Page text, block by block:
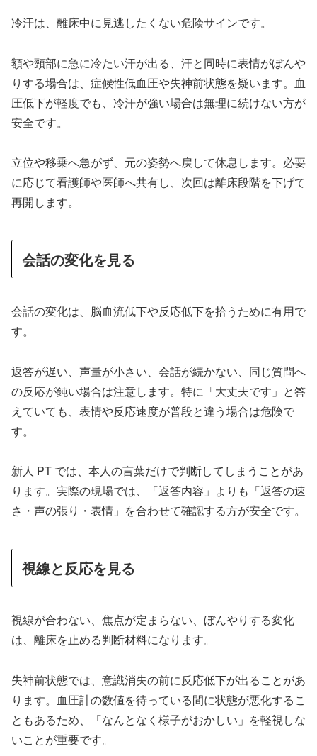
冷汗は、離床中に見逃したくない危険サインです。
額や頸部に急に冷たい汗が出る、汗と同時に表情がぼんや
りする場合は、症候性低血圧や失神前状態を疑います。血
圧低下が軽度でも、冷汗が強い場合は無理に続けない方が
安全です。
立位や移乗へ急がず、元の姿勢へ戻して休息します。必要
に応じて看護師や医師へ共有し、次回は離床段階を下げて
再開します。
会話の変化を見る
会話の変化は、脳血流低下や反応低下を拾うために有用で
す。
返答が遅い、声量が小さい、会話が続かない、同じ質問へ
の反応が鈍い場合は注意します。特に「大丈夫です」と答
えていても、表情や反応速度が普段と違う場合は危険で
す。
新人 PT では、本人の言葉だけで判断してしまうことがあ
ります。実際の現場では、「返答内容」よりも「返答の速
さ・声の張り・表情」を合わせて確認する方が安全です。
視線と反応を見る
視線が合わない、焦点が定まらない、ぼんやりする変化
は、離床を止める判断材料になります。
失神前状態では、意識消失の前に反応低下が出ることがあ
ります。血圧計の数値を待っている間に状態が悪化するこ
ともあるため、「なんとなく様子がおかしい」を軽視しな
いことが重要です。